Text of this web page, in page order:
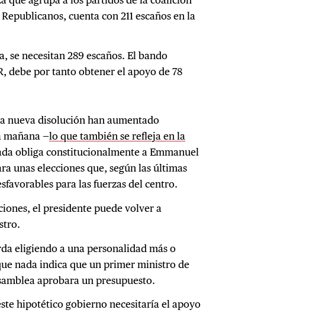
cuenta con 211 escaños en la
se necesitan 289 escaños. El bando
debe por tanto obtener el apoyo de 78
nueva disolución han aumentado
mañana —lo que también se refleja en la
obliga constitucionalmente a Emmanuel
unas elecciones que, según las últimas
para las fuerzas del centro.
el presidente puede volver a
eligiendo a una personalidad más o
nada indica que un primer ministro de
aprobara un presupuesto.
hipotético gobierno necesitaría el apoyo